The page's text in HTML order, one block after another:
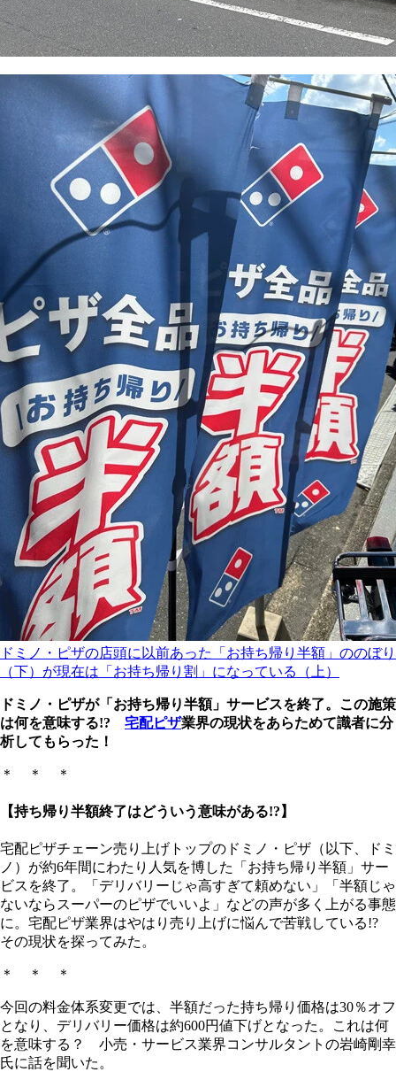
ドミノ・ピザの店頭に以前あった「お持ち帰り半額」ののぼり
（下）が現在は「お持ち帰り割」になっている（上）
ドミノ・ピザが「お持ち帰り半額」サービスを終了。この施策
は何を意味する!? 宅配ピザ業界の現状をあらためて識者に分
析してもらった！
＊ ＊ ＊
【持ち帰り半額終了はどういう意味がある!?】
宅配ピザチェーン売り上げトップのドミノ・ピザ（以下、ドミ
ノ）が約6年間にわたり人気を博した「お持ち帰り半額」サー
ビスを終了。「デリバリーじゃ高すぎて頼めない」「半額じゃ
ないならスーパーのピザでいいよ」などの声が多く上がる事態
に。宅配ピザ業界はやはり売り上げに悩んで苦戦している!?
その現状を探ってみた。
＊ ＊ ＊
今回の料金体系変更では、半額だった持ち帰り価格は30％オフ
となり、デリバリー価格は約600円値下げとなった。これは何
を意味する？ 小売・サービス業界コンサルタントの岩崎剛幸
氏に話を聞いた。